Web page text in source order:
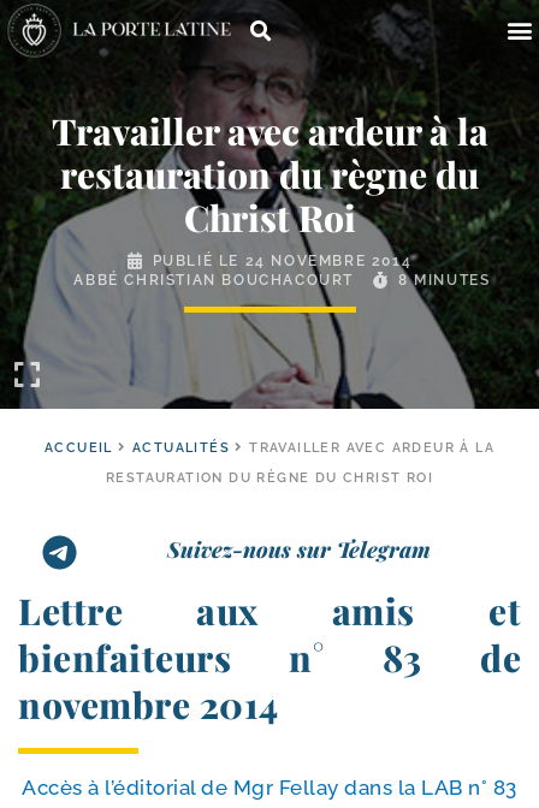
Travailler avec ardeur à la
restauration du règne du
Christ Roi
PUBLIÉ LE 24 NOVEMBRE 2014
ABBÉ CHRISTIAN BOUCHACOURT
8 MINUTES
ACCUEIL ACTUALITÉS
TRAVAILLER AVEC ARDEUR À LA
RESTAURATION DU RÈGNE DU CHRIST ROI
Suivez-nous sur Telegram
Lettre aux amis et
bienfaiteurs n° 83 de
novembre 2014
Accès à l’é­di­to­rial de Mgr Fellay dans la LAB n° 83